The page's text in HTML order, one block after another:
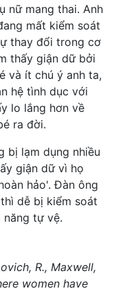
nữ mang thai. Anh
mất kiểm soát
thay đổi trong cơ
thấy giận dữ bởi
và ít chú ý anh ta,
hệ tình dục với
lo lắng hơn về
ra đời.
bị lạm dụng nhiều
giận dữ vì họ
hảo'. Đàn ông
dễ bị kiểm soát
tự vệ.
R., Maxwell,
women have